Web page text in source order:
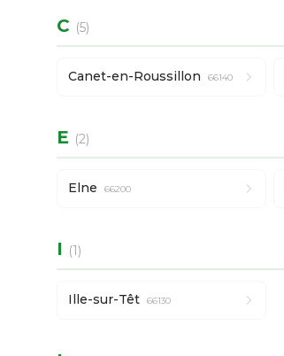
C (5)
Canet-en-Roussillon 66140
E (2)
Elne 66200
I (1)
Ille-sur-Têt 66130